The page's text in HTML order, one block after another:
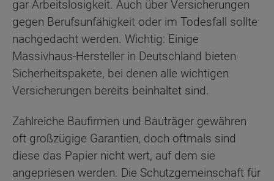
gar Arbeitslosigkeit. Auch über Versicherungen
gegen Berufsunfähigkeit oder im Todesfall sollte
nachgedacht werden. Wichtig: Einige
Massivhaus-Hersteller in Deutschland bieten
Sicherheitspakete, bei denen alle wichtigen
Versicherungen bereits beinhaltet sind.
Zahlreiche Baufirmen und Bauträger gewähren
oft großzügige Garantien, doch oftmals sind
diese das Papier nicht wert, auf dem sie
angepriesen werden. Die Schutzgemeinschaft für